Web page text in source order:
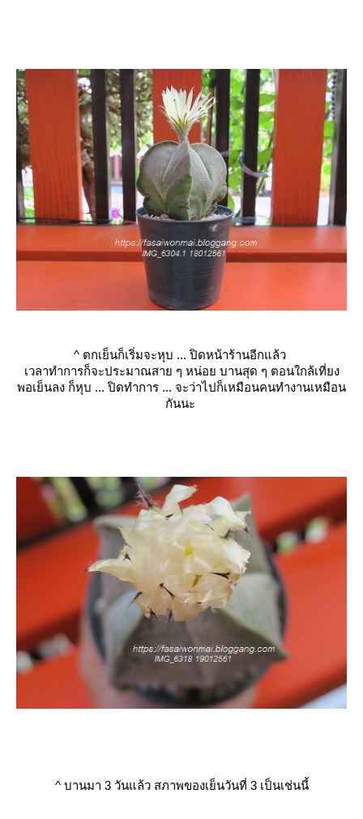
^ ตกเย็นก็เริ่มจะหุบ ... ปิดหน้าร้านอีกแล้ว
เวลาทำการก็จะประมาณสาย ๆ หน่อย บานสุด ๆ ตอนใกล้เที่ยง
พอเย็นลง ก็หุบ ... ปิดทำการ ... จะว่าไปก็เหมือนคนทำงานเหมือน
กันนะ
^ บานมา 3 วันแล้ว สภาพของเย็นวันที่ 3 เป็นเช่นนี้